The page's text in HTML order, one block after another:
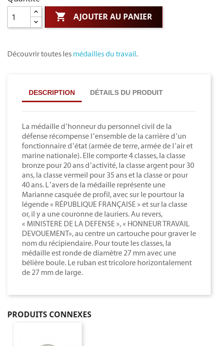
 AJOUTER AU PANIER
Découvrir toutes les médailles du travail.
DESCRIPTION DÉTAILS DU PRODUIT
La médaille d’honneur du personnel civil de la
défense récompense l’ensemble de la carrière d’un
fonctionnaire d’état (armée de terre, armée de l’air et
marine nationale). Elle comporte 4 classes, la classe
bronze pour 20 ans d’activité, la classe argent pour 30
ans, la classe vermeil pour 35 ans et la classe or pour
40 ans. L’avers de la médaille représente une
Marianne casquée de profil, avec sur le pourtour la
légende « RÉPUBLIQUE FRANÇAISE » et sur la classe
or, il y a une couronne de lauriers. Au revers,
« MINISTERE DE LA DEFENSE », « HONNEUR TRAVAIL
DEVOUEMENT», au centre un cartouche pour graver le
nom du récipiendaire. Pour toute les classes, la
médaille est ronde de diamètre 27 mm avec une
bélière boule. Le ruban est tricolore horizontalement
de 27 mm de large.
PRODUITS CONNEXES